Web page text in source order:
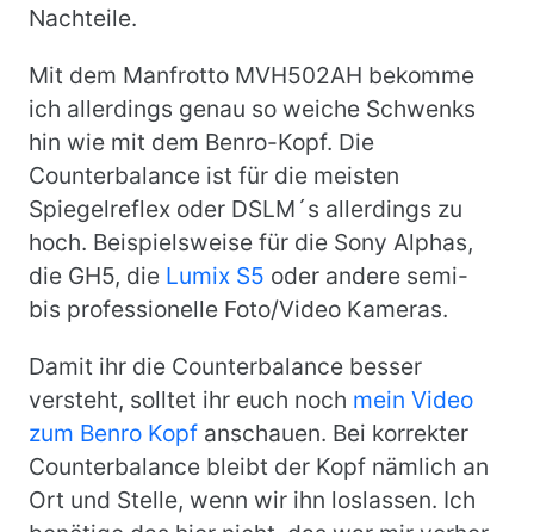
Nachteile.
Mit dem Manfrotto MVH502AH bekomme
ich allerdings genau so weiche Schwenks
hin wie mit dem Benro-Kopf. Die
Counterbalance ist für die meisten
Spiegelreflex oder DSLM´s allerdings zu
hoch. Beispielsweise für die Sony Alphas,
die GH5, die Lumix S5 oder andere semi-
bis professionelle Foto/Video Kameras.
Damit ihr die Counterbalance besser
versteht, solltet ihr euch noch mein Video
zum Benro Kopf anschauen. Bei korrekter
Counterbalance bleibt der Kopf nämlich an
Ort und Stelle, wenn wir ihn loslassen. Ich